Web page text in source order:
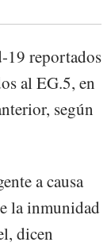
19 reportados
al EG.5, en
según
a causa
la inmunidad
dicen